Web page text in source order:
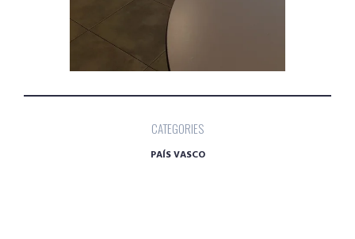
CATEGORIES
PAÍS VASCO